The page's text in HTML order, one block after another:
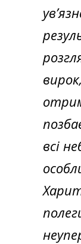
всі